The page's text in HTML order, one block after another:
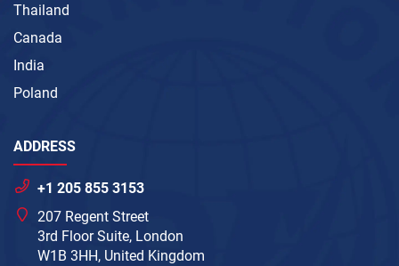
Thailand
Canada
India
Poland
ADDRESS
+1 205 855 3153
207 Regent Street
3rd Floor Suite, London
W1B 3HH, United Kingdom